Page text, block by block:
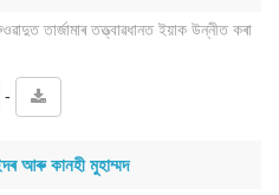
তাৰ্জামাৰ তত্ত্বাৱধানত ইয়াক উন্নীত কৰা
-
আৰু কানহী মুহাম্মদ